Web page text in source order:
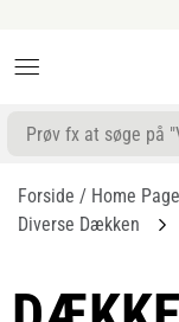
Forside / Home Page
Diverse Dækken